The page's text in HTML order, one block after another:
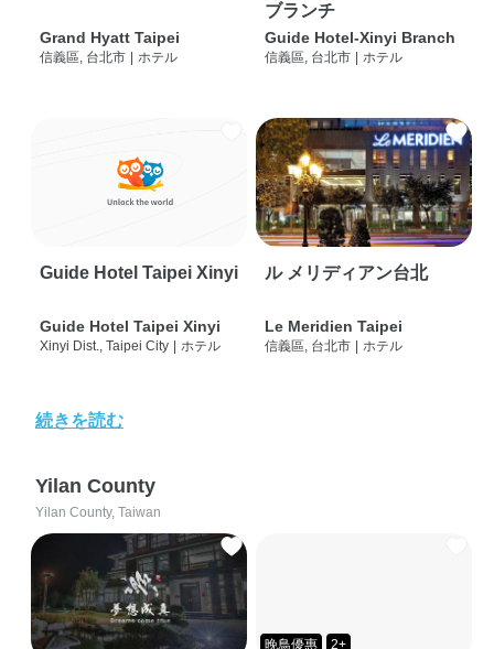
Grand Hyatt Taipei
信義區, 台北市 ホテル
ブランチ
Guide Hotel-Xinyi Branch
信義區, 台北市 ホテル
Guide Hotel Taipei Xinyi
Guide Hotel Taipei Xinyi
Xinyi Dist., Taipei City | ホテル
ル メリディアン台北
Le Meridien Taipei
信義區, 台北市 | ホテル
続きを読む
Yilan County
Yilan County, Taiwan
晚鳥優惠 2+